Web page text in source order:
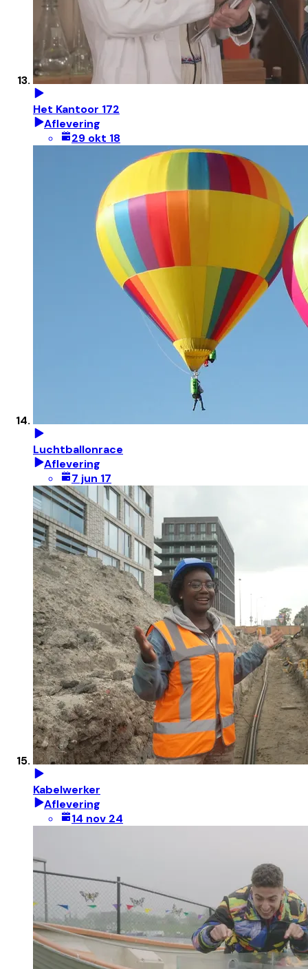
Het Kantoor 172
Aflevering
29 okt 18
Luchtballonrace
Aflevering
7 jun 17
Kabelwerker
Aflevering
14 nov 24